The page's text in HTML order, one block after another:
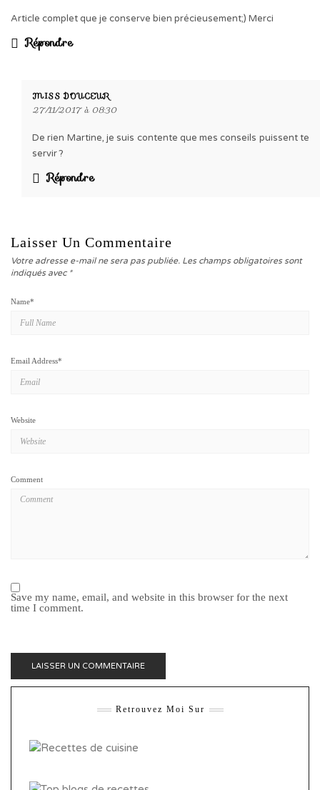
Article complet que je conserve bien précieusement;) Merci
Répondre
MISS DOUCEUR
27/11/2017 à 08:30
De rien Martine, je suis contente que mes conseils puissent te
servir ?
Répondre
Laisser Un Commentaire
Votre adresse e-mail ne sera pas publiée. Les champs obligatoires sont
indiqués avec *
Name*
Email Address*
Website
Comment
Save my name, email, and website in this browser for the next
time I comment.
Retrouvez Moi Sur